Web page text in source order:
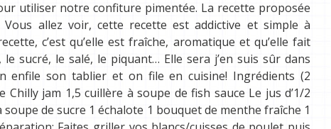
utiliser notre confiture pimentée. La recette proposée
allez voir, cette recette est addictive et simple à
c’est qu’elle est fraîche, aromatique et qu’elle fait
sucré, le salé, le piquant… Elle sera j’en suis sûr dans
enfile son tablier et on file en cuisine! Ingrédients (2
jam 1,5 cuillère à soupe de fish sauce Le jus d’1/2
de sucre 1 échalote 1 bouquet de menthe fraîche 1